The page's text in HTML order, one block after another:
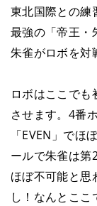
東北国際との練
最強の「帝王・
朱雀がロボを対
ロボはここで
させます。4番
「EVEN」で
ールで朱雀は第
ほぼ不可能と思
し！なんとこ